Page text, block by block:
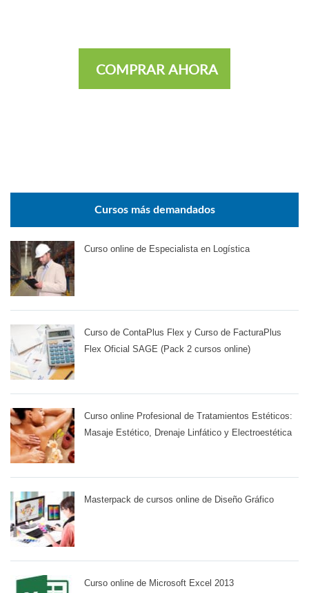
COMPRAR AHORA
Cursos más demandados
Curso online de Especialista en Logística
Curso de ContaPlus Flex y Curso de FacturaPlus
Flex Oficial SAGE (Pack 2 cursos online)
Curso online Profesional de Tratamientos Estéticos:
Masaje Estético, Drenaje Linfático y Electroestética
Masterpack de cursos online de Diseño Gráfico
Curso online de Microsoft Excel 2013